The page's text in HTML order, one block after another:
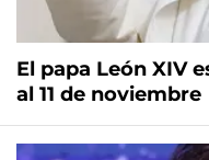
El papa León XIV
al 11 de noviembre